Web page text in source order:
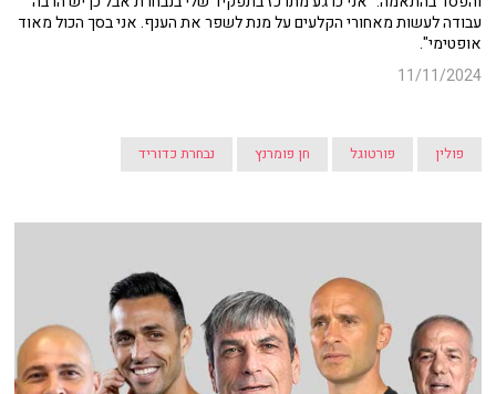
עבודה לעשות מאחורי הקלעים על מנת לשפר את הענף. אני בסך הכול מאוד
אופטימי".
11/11/2024
פולין פורטוגל חן פומרנץ נבחרת כדוריד